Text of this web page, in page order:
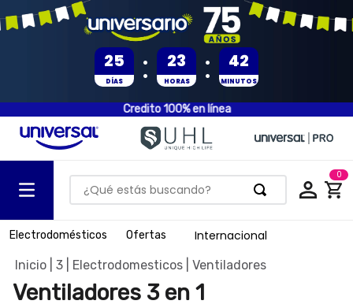
25
DÍAS : 23
HORAS : 42
MINUTOS
Credito 100% en línea
¿Qué estás buscando? 0
Electrodomésticos Ofertas Internacional
3 Electrodomesticos Ventiladores
Ventiladores 3 en 1
TÉRMINOS MÁS BUSCADOS
batería
ventilador